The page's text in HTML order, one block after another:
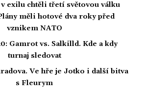
exilu chtěli třetí světovou válku
měli hotové dva roky před
vznikem NATO
Gamrot vs. Salkilld. Kde a kdy
turnaj sledovat
Ve hře je Jotko i další bitva
s Fleurym